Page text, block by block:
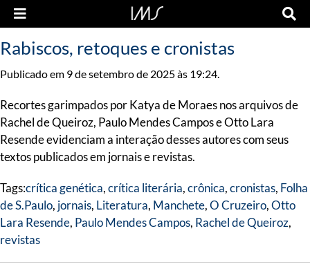
Rabiscos, retoques e cronistas
Publicado em 9 de setembro de 2025 às 19:24.
Recortes garimpados por Katya de Moraes nos arquivos de
Rachel de Queiroz, Paulo Mendes Campos e Otto Lara
Resende evidenciam a interação desses autores com seus
textos publicados em jornais e revistas.
Tags:crítica genética,crítica literária,crônica,cronistas, Folha
de S.Paulo, jornais, Literatura, Manchete,O Cruzeiro,Otto
Lara Resende, Paulo Mendes Campos, Rachel de Queiroz,
revistas